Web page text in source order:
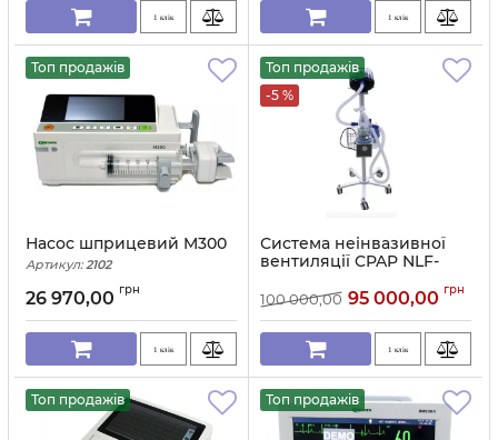
1 клік 1 клік
Топ продажів
Насос шприцевий M300
Артикул: 2102
26 970,00 грн
1 клік
Топ продажів
-5 %
Система неінвазивної
вентиляції CPAP NLF-
Артикул: 2626
100 000,00 95 000,00 грн
1 клік
Топ продажів Топ продажів